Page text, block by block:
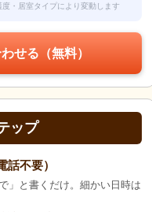
・居室タイプにより変動します
せる（無料）
ップ
不要）
」と書くだけ。細かい日時は